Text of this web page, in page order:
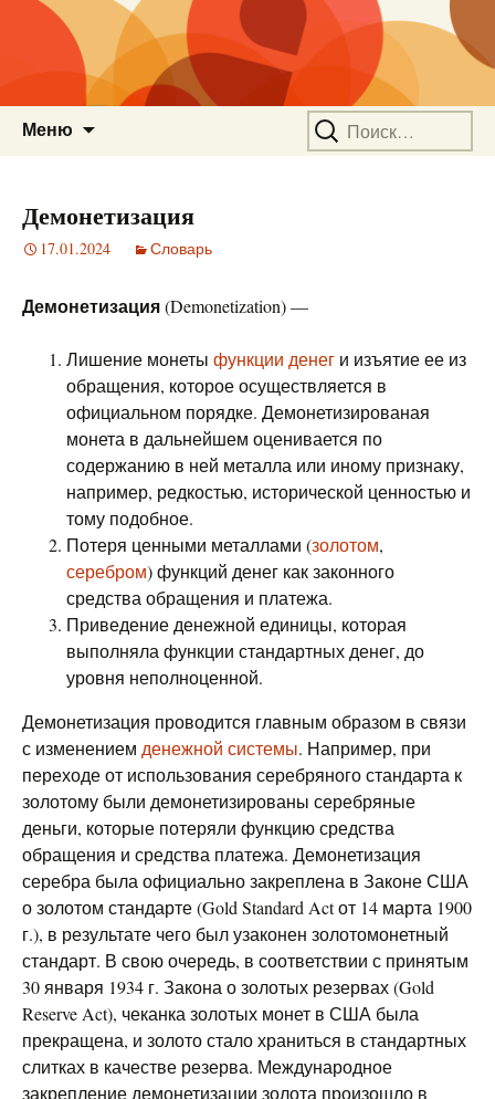
Меню Найти:
Демонетизация
17.01.2024 Словарь
Демонетизация(Demonetization) —
Лишение монеты функции денег и изъятие ее из
обращения, которое осуществляется в
официальном порядке. Демонетизированая
монета в дальнейшем оценивается по
содержанию в ней металла или иному признаку,
например, редкостью, исторической ценностью и
тому подобное.
Потеря ценными металлами (золотом,
серебром) функций денег как законного
средства обращения и платежа.
Приведение денежной единицы, которая
выполняла функции стандартных денег, до
уровня неполноценной.
Демонетизация проводится главным образом в связи
с изменением денежной системы. Например, при
переходе от использования серебряного стандарта к
золотому были демонетизированы серебряные
деньги, которые потеряли функцию средства
обращения и средства платежа. Демонетизация
серебра была официально закреплена в Законе США
о золотом стандарте (Gold Standard Act от 14 марта 1900
г.), в результате чего был узаконен золотомонетный
стандарт. В свою очередь, в соответствии с принятым
30 января 1934 г. Закона о золотых резервах (Gold
Reserve Act), чеканка золотых монет в США была
прекращена, и золото стало храниться в стандартных
слитках в качестве резерва. Международное
закрепление демонетизации золота произошло в